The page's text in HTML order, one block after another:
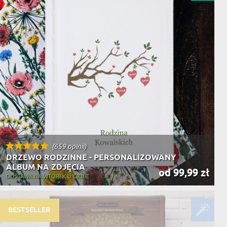
(659 opinii)
DRZEWO RODZINNE - PERSONALIZOWANY
ALBUM NA ZDJĘCIA
od 99,99 zł
DOSTAWA NA WTOREK U CIEBIE
BESTSELLER